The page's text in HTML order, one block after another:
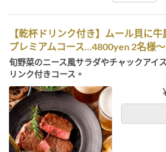
【乾杯ドリンク付き】ムール貝に
プレミアムコース…4800yen 2名様～
旬野菜のニース風サラダやチャックアイ
リンク付きコース。